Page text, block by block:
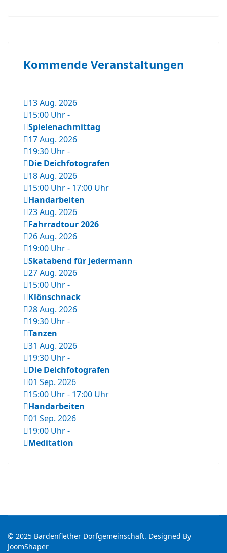
Kommende Veranstaltungen
13 Aug. 2026
15:00 Uhr-
Spielenachmittag
17 Aug. 2026
19:30 Uhr-
Die Deichfotografen
18 Aug. 2026
15:00 Uhr- 17:00 Uhr
Handarbeiten
23 Aug. 2026
Fahrradtour 2026
26 Aug. 2026
19:00 Uhr-
Skatabend für Jedermann
27 Aug. 2026
15:00 Uhr-
Klönschnack
28 Aug. 2026
19:30 Uhr-
Tanzen
31 Aug. 2026
19:30 Uhr-
Die Deichfotografen
01 Sep. 2026
15:00 Uhr- 17:00 Uhr
Handarbeiten
01 Sep. 2026
19:00 Uhr-
Meditation
© 2025 Bardenflether Dorfgemeinschaft. Designed By
JoomShaper